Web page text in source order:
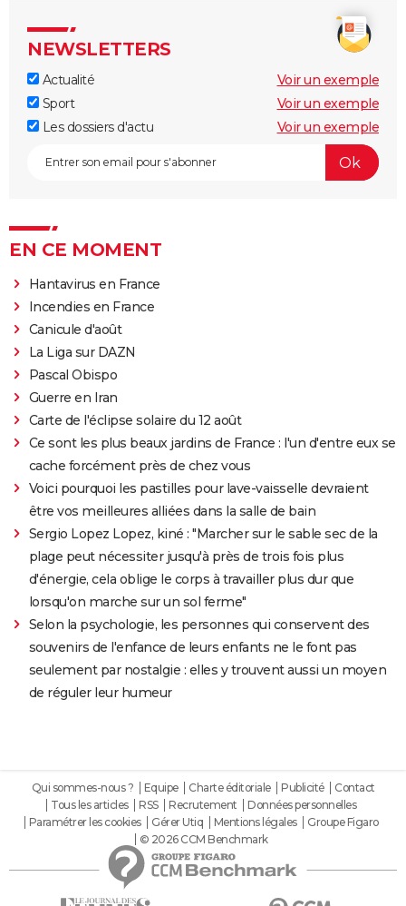
NEWSLETTERS
Actualité
Voir un exemple
Sport
Voir un exemple
Les dossiers d'actu
Voir un exemple
EN CE MOMENT
Hantavirus en France
Incendies en France
Canicule d'août
La Liga sur DAZN
Pascal Obispo
Guerre en Iran
Carte de l'éclipse solaire du 12 août
Ce sont les plus beaux jardins de France : l'un d'entre eux se
cache forcément près de chez vous
Voici pourquoi les pastilles pour lave-vaisselle devraient
être vos meilleures alliées dans la salle de bain
Sergio Lopez Lopez, kiné : "Marcher sur le sable sec de la
plage peut nécessiter jusqu'à près de trois fois plus
d'énergie, cela oblige le corps à travailler plus dur que
lorsqu'on marche sur un sol ferme"
Selon la psychologie, les personnes qui conservent des
souvenirs de l'enfance de leurs enfants ne le font pas
seulement par nostalgie : elles y trouvent aussi un moyen
de réguler leur humeur
Qui sommes-nous ? Equipe Charte éditoriale Publicité
Contact
Tous les articles
RSS Recrutement
Données personnelles
Paramétrer les cookies
Gérer Utiq Mentions légales
Groupe Figaro
© 2026 CCM Benchmark